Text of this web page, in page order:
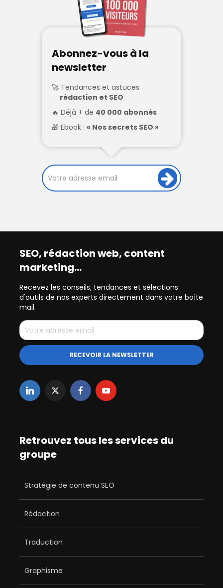
Abonnez-vous à la
newsletter
Tendances et astuces
rédaction et SEO
Déjà + de 40 000 abonnés
Ebook : « Nos secrets SEO »
SEO, rédaction web, content
marketing…
Recevez les conseils, tendances et sélections
d'outils de nos experts directement dans votre boîte
mail.
Retrouvez tous les services du
groupe
Stratégie de contenu SEO
Rédaction
Traduction
Graphisme